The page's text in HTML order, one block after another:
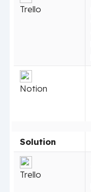
Trello
Notion
Solution
Trello